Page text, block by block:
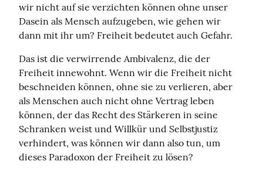
wir nicht auf sie verzichten können ohne unser
Dasein als Mensch aufzugeben, wie gehen wir
dann mit ihr um? Freiheit bedeutet auch Gefahr.
Das ist die verwirrende Ambivalenz, die der
Freiheit innewohnt. Wenn wir die Freiheit nicht
beschneiden können, ohne sie zu verlieren, aber
als Menschen auch nicht ohne Vertrag leben
können, der das Recht des Stärkeren in seine
Schranken weist und Willkür und Selbstjustiz
verhindert, was können wir dann also tun, um
dieses Paradoxon der Freiheit zu lösen?